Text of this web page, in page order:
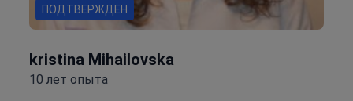
ПОДТВЕРЖДЕН
kristina Mihailovska
10 лет опыта